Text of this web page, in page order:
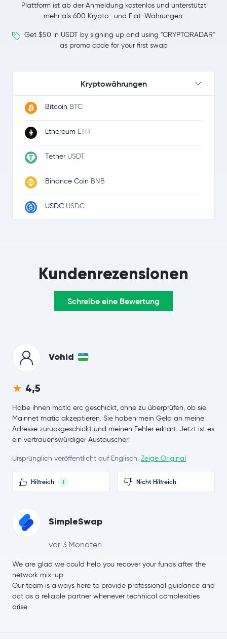
Plattform ist ab der Anmeldung kostenlos und unterstützt
mehr als 600 Krypto- und Fiat-Währungen.
Get $50 in USDT by signing up and using "CRYPTORADAR"
as promo code for your first swap
Kryptowährungen
Bitcoin BTC
Ethereum ETH
Tether USDT
Binance Coin BNB
USDC USDC
Lido Staked Ether STETH
Dogecoin DOGE
Cardano ADA
Chainlink LINK
Stellar Lumens XLM
Bitcoin Cash BCH
Toncoin
Polkadot
Avalanche
Kundenrezensionen
Schreibe eine Bewertung
Vohid
4,5
Habe ihnen matic erc geschickt, ohne zu überprüfen, ob sie
Mainnet matic akzeptieren. Sie haben mein Geld an meine
Adresse zurückgeschickt und meinen Fehler erklärt. Jetzt ist es
ein vertrauenswürdiger Austauscher!
Ursprünglich veröffentlicht auf Englisch. Zeige Original
Hilfreich 1 Nicht Hilfreich
SimpleSwap
vor 3 Monaten
We are glad we could help you recover your funds after the
network mix-up
Our team is always here to provide professional guidance and
act as a reliable partner whenever technical complexities
arise